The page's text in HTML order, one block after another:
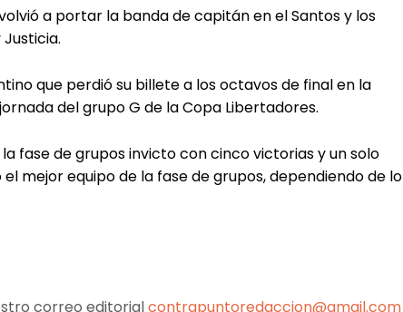
a portar la banda de capitán en el Santos y los
que perdió su billete a los octavos de final en la
del grupo G de la Copa Libertadores.
fase de grupos invicto con cinco victorias y un solo
mejor equipo de la fase de grupos, dependiendo de lo
correo editorialcontrapuntoredaccion@gmail.com